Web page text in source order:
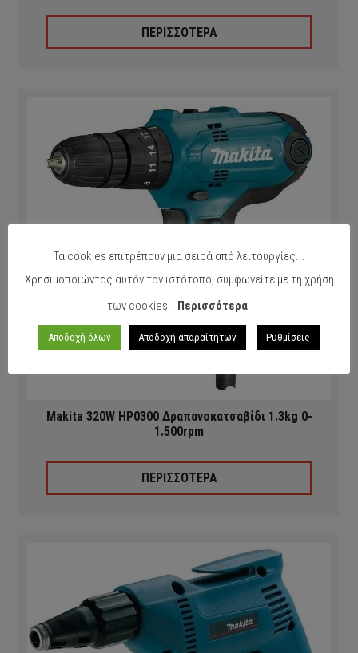
ΠΕΡΙΣΣΟΤΕΡΑ
Makita 320W HP0300 Δραπανοκατσαβίδι 1.3kg 0-
1.500rpm
ΠΕΡΙΣΣΟΤΕΡΑ
Τα cookies επιτρέπουν μια σειρά από λειτουργίες...
Χρησιμοποιώντας αυτόν τον ιστότοπο, συμφωνείτε με τη χρήση
των cookies. Περισσότερα
Αποδοχή όλων Αποδοχή απαραίτητων Ρυθμίσεις